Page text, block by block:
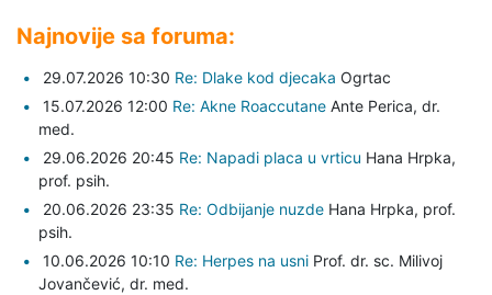
Najnovije sa foruma:
29.07.2026 10:30 Re: Dlake kod djecaka Ogrtac
15.07.2026 12:00 Re: Akne Roaccutane Ante Perica, dr.
med.
29.06.2026 20:45 Re: Napadi placa u vrticu Hana Hrpka,
prof. psih.
20.06.2026 23:35 Re: Odbijanje nuzde Hana Hrpka, prof.
psih.
10.06.2026 10:10 Re: Herpes na usni Prof. dr. sc. Milivoj
Jovančević, dr. med.